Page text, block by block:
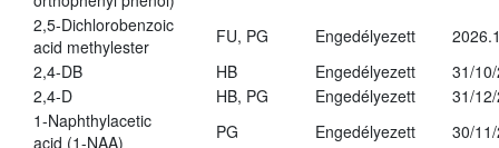
2,5-Dichlorobenzoic
acid methylester
FU, PG Engedélyezett
2,4-DB
HB Engedélyezett
31/
2,4-D
HB, PG Engedélyezett
31/
1-Naphthylacetic
acid (1-NAA)
PG Engedélyezett
30/